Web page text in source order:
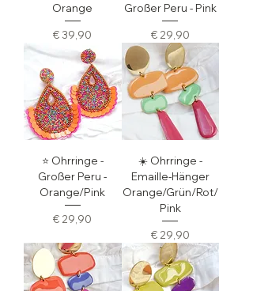
Orange
Preis
€ 39,90
Großer Peru - Pink
Preis
€ 29,90
⭐️ Ohrringe -
Großer Peru -
Orange/Pink
Preis
€ 29,90
☀️ Ohrringe -
Emaille-Hänger
Orange/Grün/Rot/
Pink
Preis
€ 29,90